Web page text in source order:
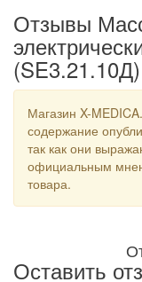
Отзывы
Магазин X-
содержание
так как они
официальным
товара.
Оставить